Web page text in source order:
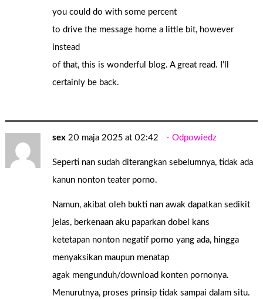
you could do with some percent
to drive the message home a little bit, however
instead
of that, this is wonderful blog. A great read. I’ll
certainly be back.
sex 20 maja 2025 at 02:42 Odpowiedz
Seperti nan sudah diterangkan sebelumnya, tidak ada
kanun nonton teater porno.
Namun, akibat oleh bukti nan awak dapatkan sedikit
jelas, berkenaan aku paparkan dobel kans
ketetapan nonton negatif porno yang ada, hingga
menyaksikan maupun menatap
agak mengunduh/download konten pornonya.
Menurutnya, proses prinsip tidak sampai dalam situ.